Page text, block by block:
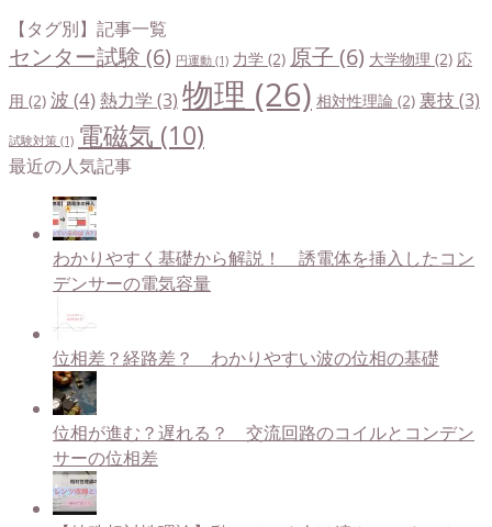
【タグ別】記事一覧
センター試験 (6) 円運動 (1) 力学 (2) 原子 (6) 大学物理 (2) 応
用 (2) 波 (4)熱力学 (3) 物理 (26) 相対性理論 (2) 裏技 (3)
試験対策 (1) 電磁気 (10)
最近の人気記事
わかりやすく基礎から解説！ 誘電体を挿入したコン
デンサーの電気容量
位相差？経路差？ わかりやすい波の位相の基礎
位相が進む？遅れる？ 交流回路のコイルとコンデン
サーの位相差